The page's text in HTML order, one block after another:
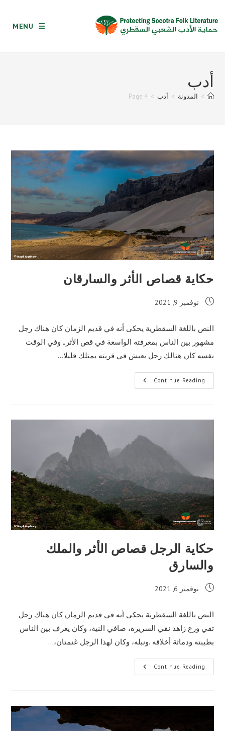
content
MENU
أدب
> المدونة > أدب >
Page 4
حكاية قصاص الأثر والسارقان
Post
نوفمبر 9, 2021
النص باللغة السقطرية يحكى أنه في قديم الزمان كان هناك رجل
مشهور بين الناس بمعرفته الواسعة في قص الأثر.. وفي الوقت
نفسه كان هنالك رجل يعيش في قريته يمتلك قليلا…
Continue Reading حكاية
قصاص
حكاية الرجل قصاص الأثر والملك
والسارق
Post
نوفمبر 6, 2021
النص باللغة السقطرية يحكى أنه في قديم الزمان كان هناك رجل
تقي ورع زاهد نقي السريرة، صافي النية، وكان يعرف بين الناس
بطيبته ودماثة أخلاقه .ونبله، وكان لهذا الرجل غنمتان،…
Continue Reading حكاية
الرجل